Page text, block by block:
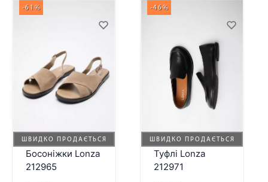
ШВИДКО ПРОДАЄТЬСЯ
-61%
Босоніжки Lonza
212965
ШВИДКО ПРОДАЄТЬСЯ
-46%
Туфлі Lonza
212971